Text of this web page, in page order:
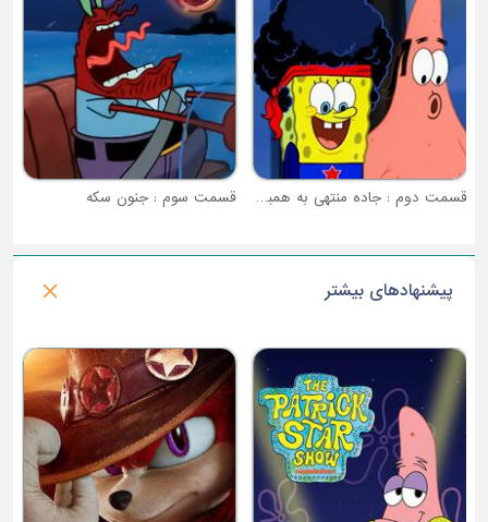
قسمت دوم : جاده منتهی به همبرگر خرچنگی قسمت سوم : جنون سکه
پیشنهادهای بیشتر